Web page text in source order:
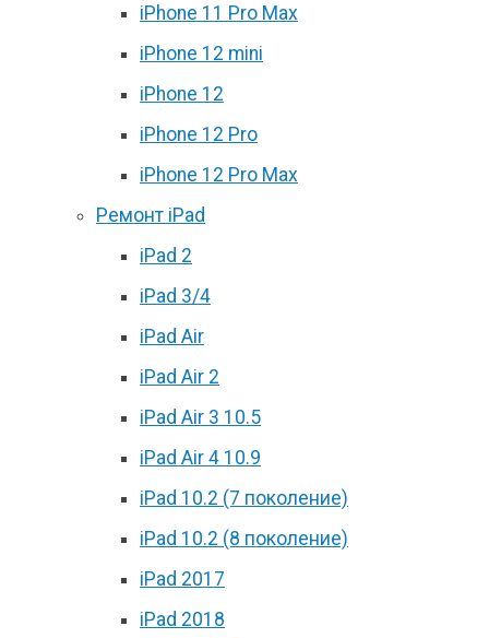
iPhone 11 Pro Max
iPhone 12 mini
iPhone 12
iPhone 12 Pro
iPhone 12 Pro Max
Ремонт iPad
iPad 2
iPad 3/4
iPad Air
iPad Air 2
iPad Air 3 10.5
iPad Air 4 10.9
iPad 10.2 (7 поколение)
iPad 10.2 (8 поколение)
iPad 2017
iPad 2018